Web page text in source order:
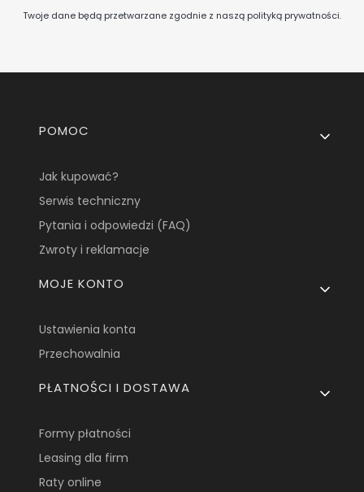
Twoje dane będą przetwarzane zgodnie z naszą polityką prywatności.
Linki w stopce
POMOC
Jak kupować?
Serwis techniczny
Pytania i odpowiedzi (FAQ)
Zwroty i reklamacje
MOJE KONTO
Ustawienia konta
Przechowalnia
PŁATNOŚCI I DOSTAWA
Formy płatności
Leasing dla firm
Raty online